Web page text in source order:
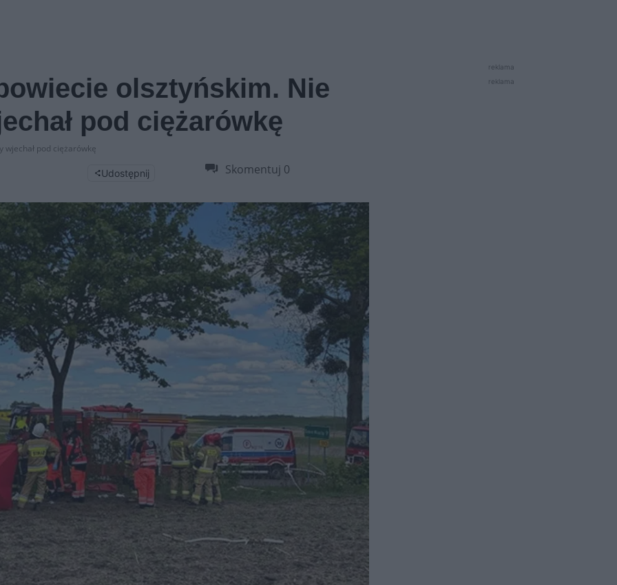
olsztyńskim. Nie
pod ciężarówkę
pod ciężarówkę
Udostępnij Skomentuj 0
reklama
reklama